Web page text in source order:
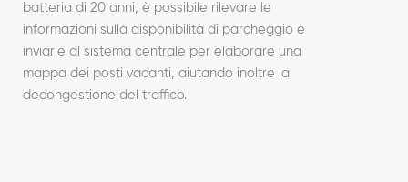
batteria di 20 anni, è possibile rilevare le
informazioni sulla disponibilità di parcheggio e
inviarle al sistema centrale per elaborare una
mappa dei posti vacanti, aiutando inoltre la
decongestione del traffico.